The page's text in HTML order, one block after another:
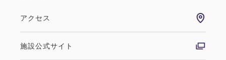
アクセス
施設公式サイト